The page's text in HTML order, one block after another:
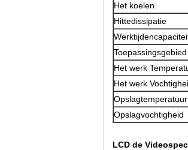
Het koelen
Hittedissipatie
Toepassingsgebied
Het werk
Het werk
Opslagtemperatuur
Opslagvochtigheid
LCD de